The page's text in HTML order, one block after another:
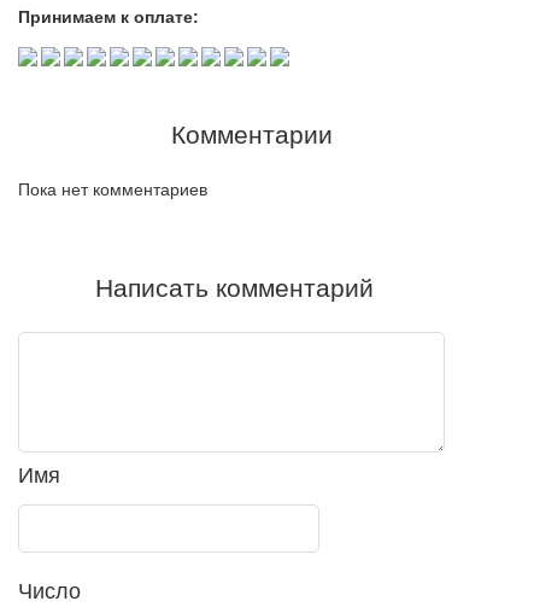
Принимаем к оплате:
Комментарии
Пока нет комментариев
Написать комментарий
Имя
Число